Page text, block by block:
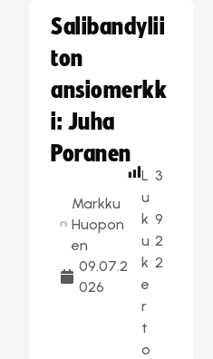
Salibandylii
ton
ansiomerkk
i: Juha
Poranen
Markku
Huopon
en
09.07.2
026
L
u
k
u
k
e
r
t
o
3
9
2
2